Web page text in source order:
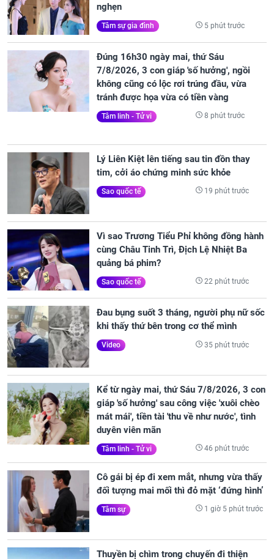
nghẹn
Tâm sự gia đình 5 phút trước
Đúng 16h30 ngày mai, thứ Sáu
7/8/2026, 3 con giáp 'số hưởng', ngồi
không cũng có lộc rơi trúng đầu, vừa
tránh được họa vừa có tiền vàng
Tâm linh - Tử vi 8 phút trước
Lý Liên Kiệt lên tiếng sau tin đồn thay
tim, cởi áo chứng minh sức khỏe
Sao quốc tế 19 phút trước
Vì sao Trương Tiểu Phỉ không đồng hành
cùng Châu Tinh Trì, Địch Lệ Nhiệt Ba
quảng bá phim?
Sao quốc tế 22 phút trước
Đau bụng suốt 3 tháng, người phụ nữ sốc
khi thấy thứ bên trong cơ thể mình
Video 35 phút trước
Kể từ ngày mai, thứ Sáu 7/8/2026, 3 con
giáp 'số hưởng' sau công việc 'xuôi chèo
mát mái', tiền tài 'thu về như nước', tình
duyên viên mãn
Tâm linh - Tử vi 46 phút trước
Cô gái bị ép đi xem mắt, nhưng vừa thấy
đối tượng mai mối thì đỏ mặt ‘đứng hình’
Tâm sự 1 giờ 5 phút trước
Thuyền bị chìm trong chuyến đi thiện